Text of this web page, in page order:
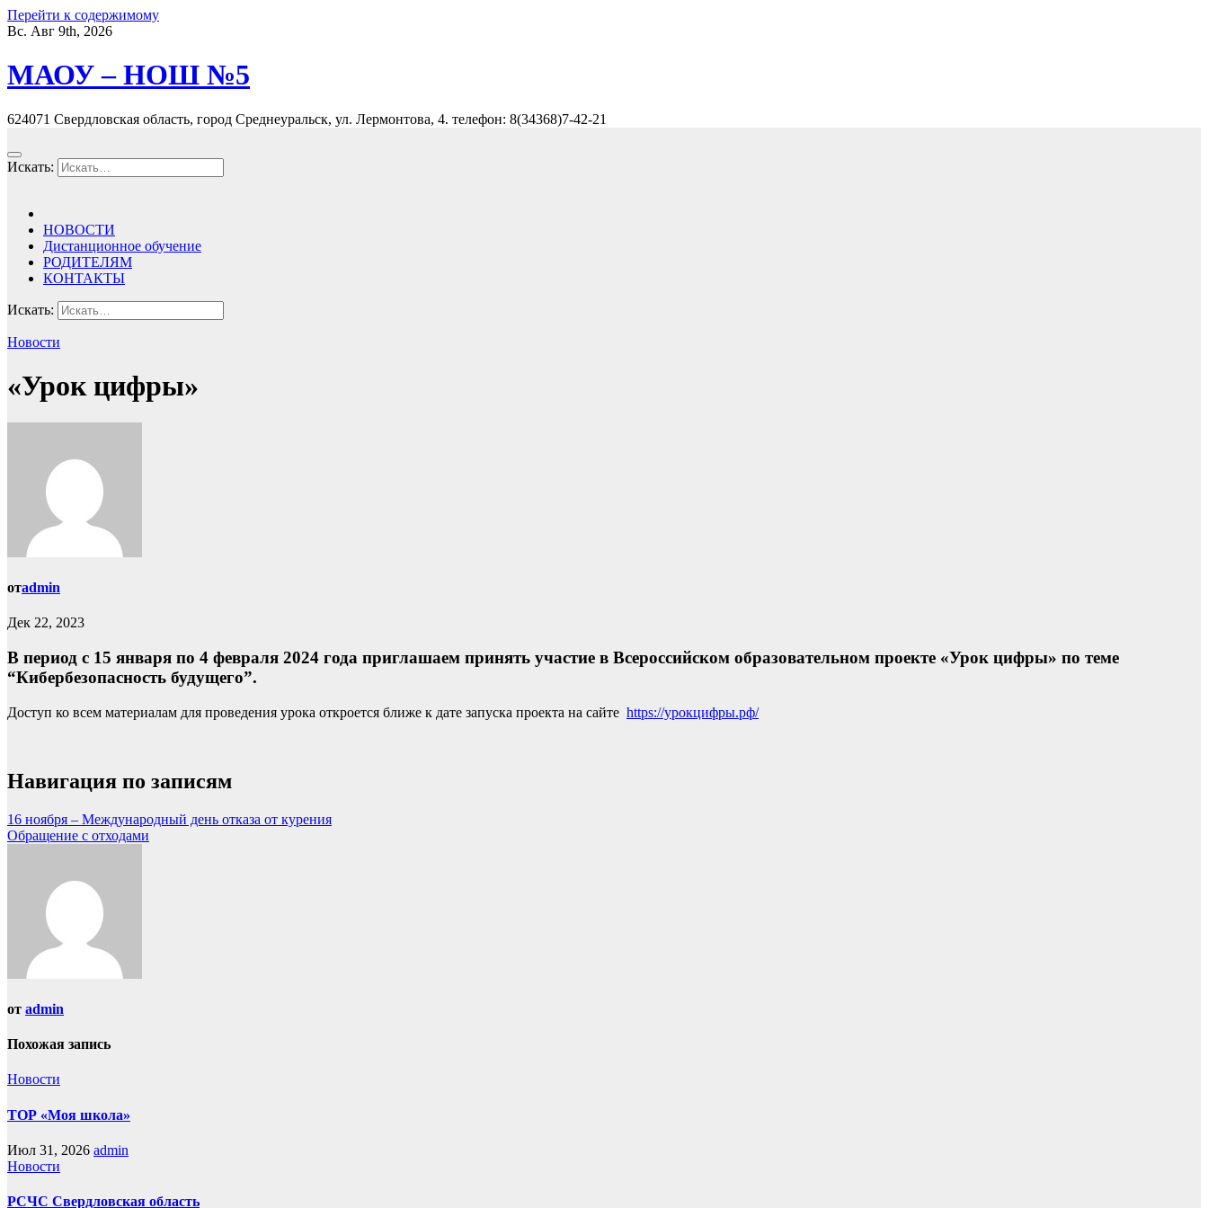
Перейти к содержимому
Вс. Авг 9th, 2026
МАОУ – НОШ №5
624071 Свердловская область, город Среднеуральск, ул. Лермонтова, 4. телефон: 8(34368)7-42-21
Искать:
НОВОСТИ
Дистанционное обучение
РОДИТЕЛЯМ
КОНТАКТЫ
Искать:
Новости
«Урок цифры»
отadmin
Дек 22, 2023
В период с 15 января по 4 февраля 2024 года приглашаем принять участие в Всероссийском образовательном проекте «Урок цифры» по теме
“Кибербезопасность будущего”.
Доступ ко всем материалам для проведения урока откроется ближе к дате запуска проекта на сайте https://урокцифры.рф/
Навигация по записям
16 ноября – Международный день отказа от курения
Обращение с отходами
от admin
Похожая запись
Новости
ТОР «Моя школа»
Июл 31, 2026 admin
Новости
РСЧС Свердловская область